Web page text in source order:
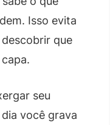
Isso evita
que
seu
você grava